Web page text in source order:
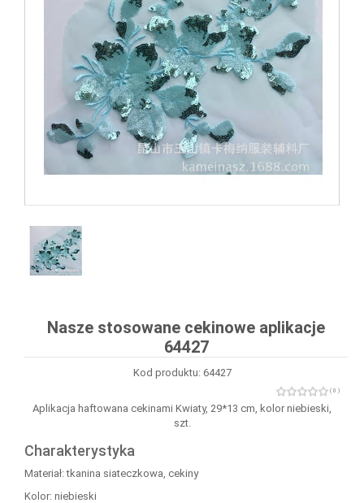
Nasze stosowane cekinowe aplikacje
64427
Kod produktu: 64427
( 0 )
Aplikacja haftowana cekinami Kwiaty, 29*13 cm, kolor niebieski,
szt.
Charakterystyka
Materiał: tkanina siateczkowa, cekiny
Kolor: niebieski